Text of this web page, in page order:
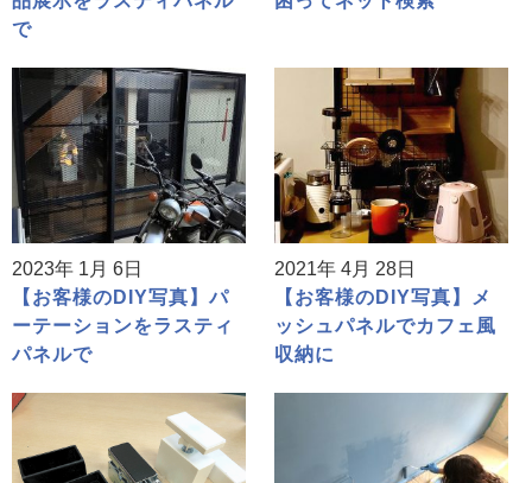
で
2023年 1月 6日
【お客様のDIY写真】パ
ーテーションをラスティ
パネルで
2021年 4月 28日
【お客様のDIY写真】メ
ッシュパネルでカフェ風
収納に